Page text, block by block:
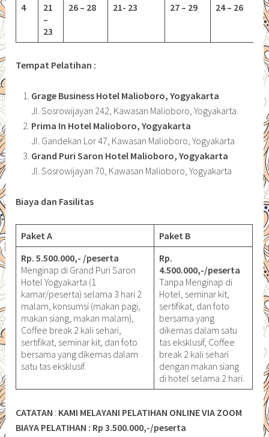
4
21
–
23
26 – 28 21- 23 27 – 29 24 – 26
Tempat Pelatihan :
Grage Business Hotel Malioboro, Yogyakarta
Jl. Sosrowijayan 242, Kawasan Malioboro, Yogyakarta
Prima In Hotel Malioboro, Yogyakarta
Jl. Gandekan Lor 47, Kawasan Malioboro, Yogyakarta
Grand Puri Saron Hotel Malioboro, Yogyakarta
Jl. Sosrowijayan 70, Kawasan Malioboro, Yogyakarta
Biaya dan Fasilitas
Paket A
Paket B
Rp. 5.500.000,- /peserta
Menginap di Grand Puri Saron
Hotel Yogyakarta (1
kamar/peserta) selama 3 hari 2
malam, konsumsi (makan pagi,
makan siang, makan malam),
Coffee break 2 kali sehari,
sertifikat, seminar kit, dan foto
bersama yang dikemas dalam
satu tas eksklusif.
Rp.
4.500.000,-/peserta
Tanpa Menginap di
Hotel, seminar kit,
sertifikat, dan foto
bersama yang
dikemas dalam satu
tas eksklusif, Coffee
break 2 kali sehari
dengan makan siang
di hotel selama 2 hari.
CATATAN : KAMI MELAYANI PELATIHAN ONLINE VIA ZOOM
BIAYA PELATIHAN : Rp 3.500.000,-/peserta